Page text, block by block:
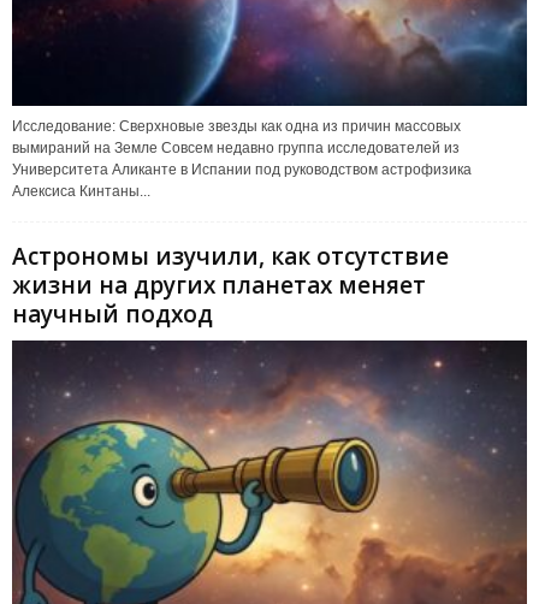
Исследование: Сверхновые звезды как одна из причин массовых
вымираний на Земле Совсем недавно группа исследователей из
Университета Аликанте в Испании под руководством астрофизика
Алексиса Кинтаны...
Астрономы изучили, как отсутствие
жизни на других планетах меняет
научный подход